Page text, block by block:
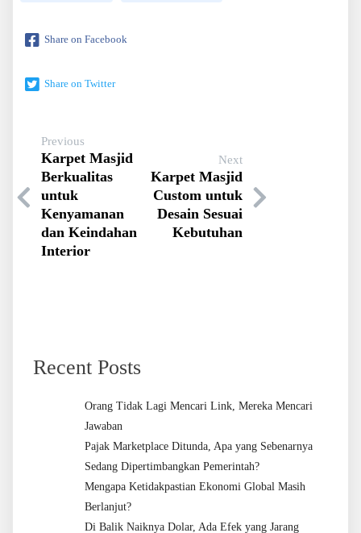
Share on Facebook
Share on Twitter
Previous
Karpet Masjid
Berkualitas
untuk
Kenyamanan
dan Keindahan
Interior
Next
Karpet Masjid
Custom untuk
Desain Sesuai
Kebutuhan
Recent Posts
Orang Tidak Lagi Mencari Link, Mereka Mencari
Jawaban
Pajak Marketplace Ditunda, Apa yang Sebenarnya
Sedang Dipertimbangkan Pemerintah?
Mengapa Ketidakpastian Ekonomi Global Masih
Berlanjut?
Di Balik Naiknya Dolar, Ada Efek yang Jarang